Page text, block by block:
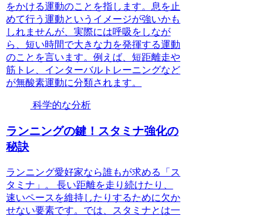
をかける運動のことを指します。息を止
めて行う運動というイメージが強いかも
しれませんが、実際には呼吸をしなが
ら、短い時間で大きな力を発揮する運動
のことを言います。例えば、短距離走や
筋トレ、インターバルトレーニングなど
が無酸素運動に分類されます。
科学的な分析
ランニングの鍵！スタミナ強化の
秘訣
ランニング愛好家なら誰もが求める「ス
タミナ」。 長い距離を走り続けたり、
速いペースを維持したりするために欠か
せない要素です。では、スタミナとは一